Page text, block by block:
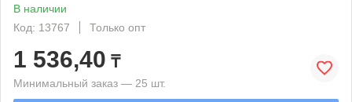
В наличии
Код: 13767
Только опт
1 536,40 ₸
Минимальный заказ — 25 шт.